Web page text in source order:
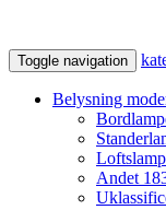
Toggle navigation
Belysning
Andet